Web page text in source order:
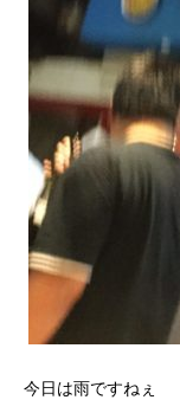
今日は雨ですねぇ